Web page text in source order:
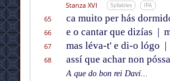
Stanza XVI Syllables IPA
65 ca muito per hás
66
e o cantar que dizías |
67
mas léva-t' e di-o lógo |
68
assí que achar non póssa
A que do bon rei Daví...